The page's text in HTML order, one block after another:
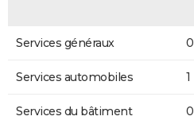
Services généraux 0
Services automobiles 1
Services du bâtiment 0